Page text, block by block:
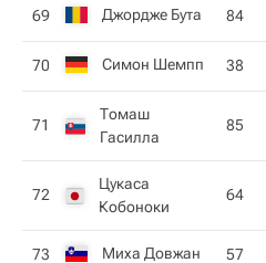
69 Джордже Бута 84
70 Симон Шемпп 38
71
Томаш
Гасилла
85
72
Цукаса
Кобоноки
64
73 Миха Довжан 57